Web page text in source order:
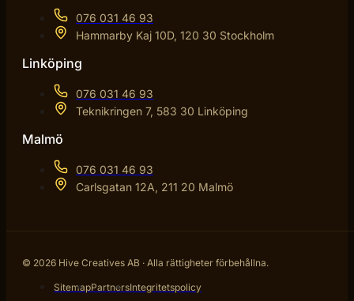
076 031 46 93
Hammarby Kaj 10D, 120 30 Stockholm
Linköping
076 031 46 93
Teknikringen 7, 583 30 Linköping
Malmö
076 031 46 93
Carlsgatan 12A, 211 20 Malmö
© 2026 Hive Creatives AB · Alla rättigheter förbehållna.
SitemapPartnersIntegritetspolicy